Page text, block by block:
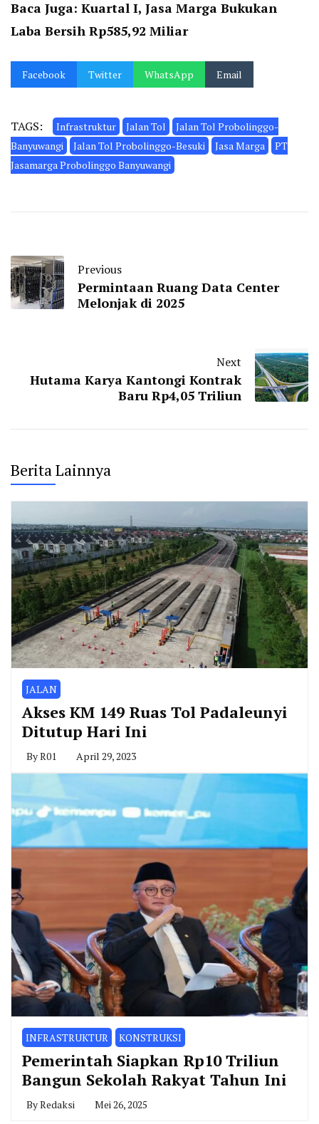
Baca Juga: Kuartal I, Jasa Marga Bukukan
Laba Bersih Rp585,92 Miliar
Facebook Twitter WhatsApp Email
TAGS: Infrastruktur Jalan Tol
Jalan Tol Probolinggo-
Banyuwangi
Jalan Tol Probolinggo-Besuki Jasa Marga
PT
Jasamarga Probolinggo Banyuwangi
Previous
Permintaan Ruang Data Center
Melonjak di 2025
Next
Hutama Karya Kantongi Kontrak
Baru Rp4,05 Triliun
Berita Lainnya
JALAN
Akses KM 149 Ruas Tol Padaleunyi
Ditutup Hari Ini
ByR01 April 29, 2023
INFRASTRUKTUR KONSTRUKSI
Pemerintah Siapkan Rp10 Triliun
Bangun Sekolah Rakyat Tahun Ini
ByRedaksi Mei 26, 2025